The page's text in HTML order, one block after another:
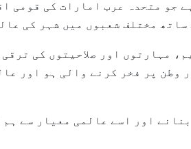
جو متحدہ عرب امارات کی قومی
مختلف شعبوں میں شہر کی
مہارتوں اور صلاحیتوں کی
وطن پر فخر کرنے والی ہو اور
اور اسے عالمی معیار سے